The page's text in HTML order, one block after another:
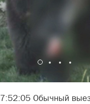
Обычный